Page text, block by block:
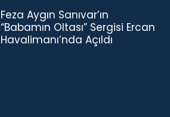
Feza Aygın Sanıvar’ın
“Babamın Oltası” Sergisi Ercan
Havalimanı’nda Açıldı